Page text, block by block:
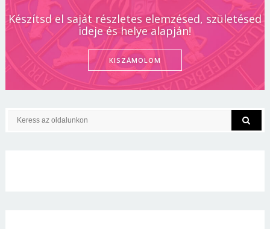
Készítsd el saját részletes elemzésed, születésed
ideje és helye alapján!
KISZÁMOLOM